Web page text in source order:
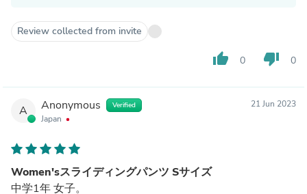
Review collected from invite
thumb_up 0 thumb_down 0
A Anonymous Verified
Japan
21 Jun 2023
Women'sスライディングパンツ Sサイズ
中学1年 女子。